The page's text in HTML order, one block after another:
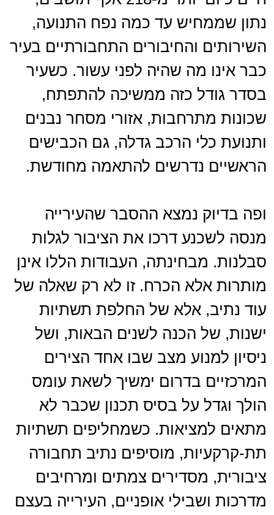
נתון שממחיש עד כמה נפח התנועה,
השירותים והחיבורים התחבורתיים בעיר
כבר אינו מה שהיה לפני עשור. כשעיר
בסדר גודל כזה ממשיכה להתפתח,
שכונות מתרחבות, אזורי מסחר נבנים
ותנועת כלי הרכב גדלה, גם הכבישים
הראשיים נדרשים להתאמה מחודשת.
ופה בדיוק נמצא ההסבר שהעירייה
מנסה לשכנע דרכו את הציבור לגלות
סבלנות. מבחינתה, העבודות הללו אינן
מותרות אלא הכרח. זו לא רק שאלה של
עוד נתיב, אלא של החלפת תשתיות
ישנות, של הכנה לשנים הבאות, ושל
ניסיון למנוע מצב שבו אחד הצירים
המרכזיים בדרום ימשיך לשאת עומס
הולך וגדל על בסיס תכנון שכבר לא
מתאים למציאות. כשמחליפים תשתיות
תת-קרקעיות, מוסיפים נתיב תחבורה
ציבורית, מסדירים צמתים ומרחיבים
מדרכות ושבילי אופניים, העירייה בעצם